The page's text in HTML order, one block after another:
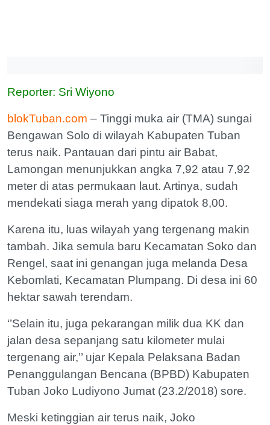
Reporter: Sri Wiyono
blokTuban.com – Tinggi muka air (TMA) sungai
Bengawan Solo di wilayah Kabupaten Tuban
terus naik. Pantauan dari pintu air Babat,
Lamongan menunjukkan angka 7,92 atau 7,92
meter di atas permukaan laut. Artinya, sudah
mendekati siaga merah yang dipatok 8,00.
Karena itu, luas wilayah yang tergenang makin
tambah. Jika semula baru Kecamatan Soko dan
Rengel, saat ini genangan juga melanda Desa
Kebomlati, Kecamatan Plumpang. Di desa ini 60
hektar sawah terendam.
‘’Selain itu, juga pekarangan milik dua KK dan
jalan desa sepanjang satu kilometer mulai
tergenang air,’’ ujar Kepala Pelaksana Badan
Penanggulangan Bencana (BPBD) Kabupaten
Tuban Joko Ludiyono Jumat (23.2/2018) sore.
Meski ketinggian air terus naik, Joko